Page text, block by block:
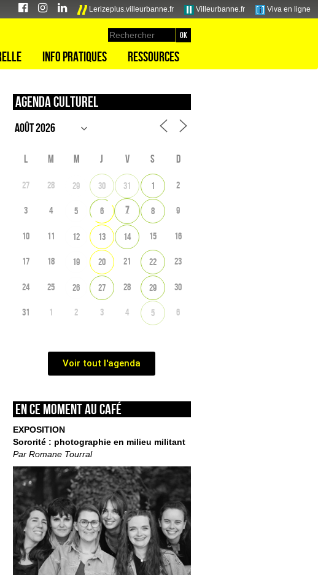
Lerizeplus.villeurbanne.fr Villeurbanne.fr Viva en ligne
Info pratiques Ressources
Agenda culturel
L M M J V S D
27 28 29 30 31 1 2
3 4 5 6 7 8 9
10 11 12 13 14 15 16
17 18 19 20 21 22 23
24 25 26 27 28 29 30
31 1 2 3 4 5 6
Voir tout l'agenda
En ce moment au café
EXPOSITION
Sororité : photographie en milieu militant
Par Romane Tourral